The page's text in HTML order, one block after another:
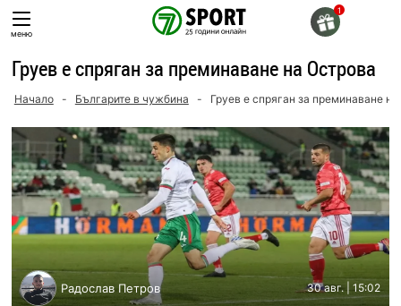
Skip
toменю
Груев е спряган за преминаване на Острова
Начало - Българите в чужбина - Груев е спряган за преминаване
Радослав Петров 30 авг. | 15:02